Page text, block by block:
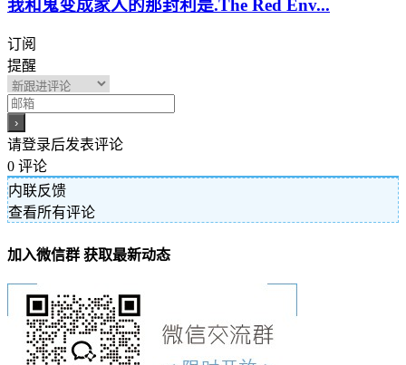
我和鬼变成家人的那封利是.The Red Env...
订阅
提醒
请登录后发表评论
0 评论
内联反馈
查看所有评论
加入微信群 获取最新动态